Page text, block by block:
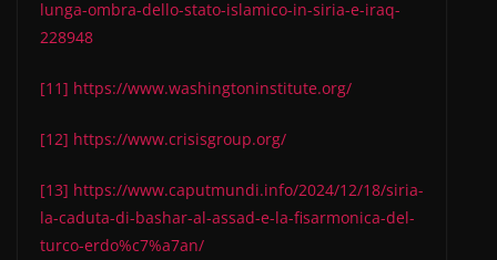
lunga-ombra-dello-stato-islamico-in-siria-e-iraq-
228948
[11] https://www.washingtoninstitute.org/
[12] https://www.crisisgroup.org/
[13] https://www.caputmundi.info/2024/12/18/siria-
la-caduta-di-bashar-al-assad-e-la-fisarmonica-del-
turco-erdo%c7%a7an/